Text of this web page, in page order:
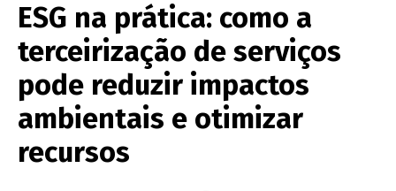
ESG na prática: como a
terceirização de serviços
pode reduzir impactos
ambientais e otimizar
recursos